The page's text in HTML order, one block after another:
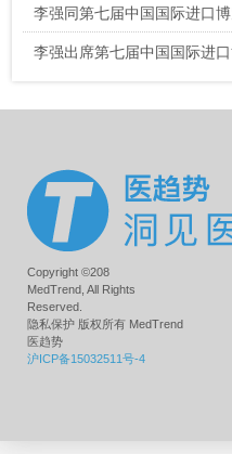
李强同第七届中国国际进口
李强出席第七届中国国际进
Copyright ©208
MedTrend, All Rights
Reserved.
隐私保护 版权所有 MedTrend
医趋势
沪ICP备15032511号-4